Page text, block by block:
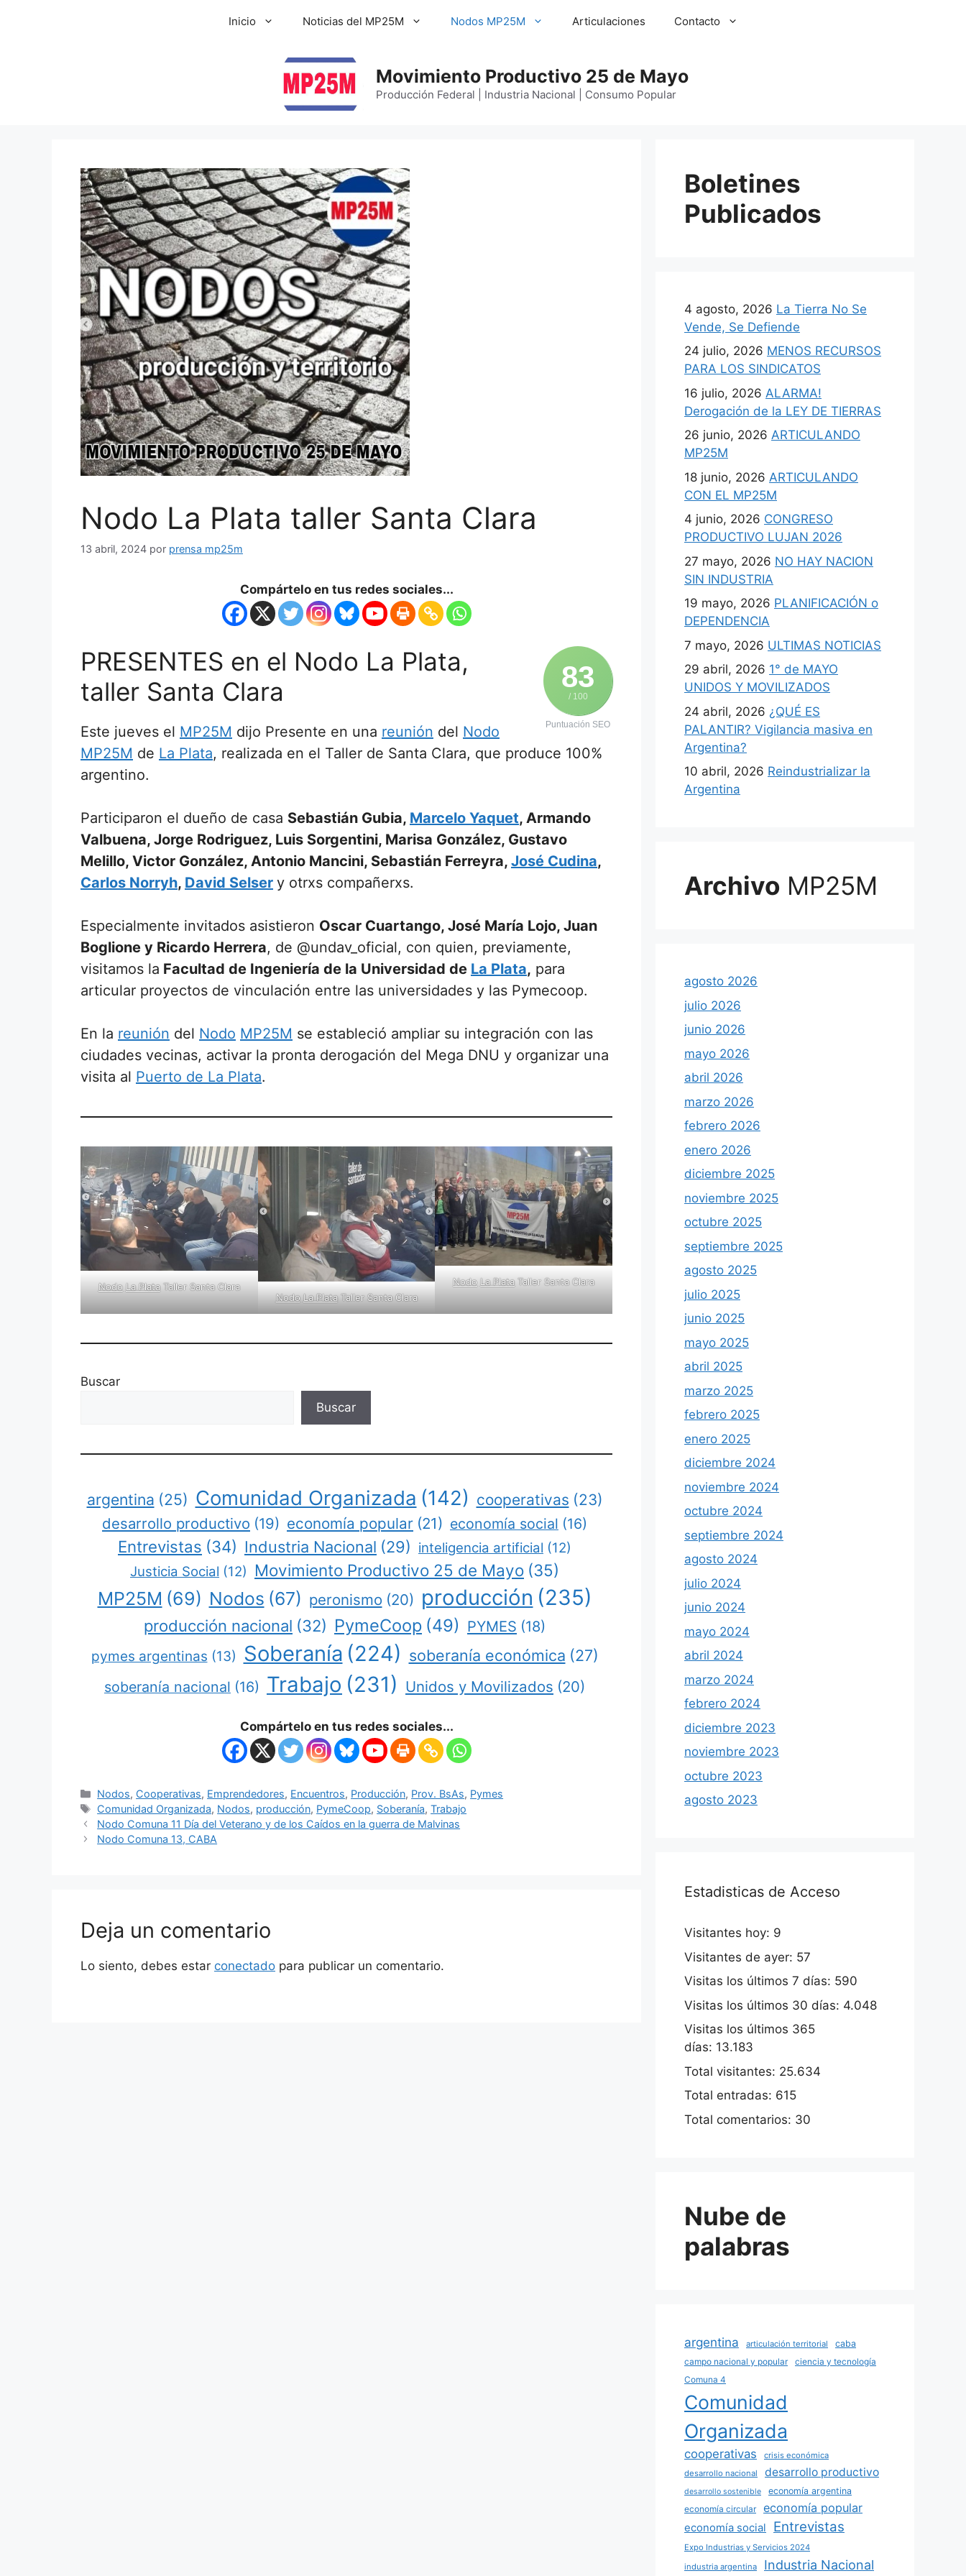
Inicio Noticias del MP25M Nodos MP25M Articulaciones Contacto
Movimiento Productivo 25 de Mayo
Producción Federal | Industria Nacional | Consumo Popular
Nodo La Plata taller Santa Clara
13 abril, 2024 por prensa mp25m
Compártelo en tus redes sociales...
83
/ 100
Puntuación SEO
PRESENTES en el Nodo La Plata,
taller Santa Clara
Este jueves el MP25M dijo Presente en una reunión del Nodo
MP25M de La Plata, realizada en el Taller de Santa Clara, que produce 100%
argentino.
Participaron el dueño de casa Sebastián Gubia, Marcelo Yaquet, Armando
Valbuena, Jorge Rodriguez, Luis Sorgentini, Marisa González, Gustavo
Melillo, Victor González, Antonio Mancini, Sebastián Ferreyra, José Cudina,
Carlos Norryh, David Selser y otrxs compañerxs.
Especialmente invitados asistieron Oscar Cuartango, José María Lojo, Juan
Boglione y Ricardo Herrera, de @undav_oficial, con quien, previamente,
visitamos la Facultad de Ingeniería de la Universidad de La Plata, para
articular proyectos de vinculación entre las universidades y las Pymecoop.
En la reunión del Nodo MP25M se estableció ampliar su integración con las
ciudades vecinas, activar la pronta derogación del Mega DNU y organizar una
visita al Puerto de La Plata.
Nodo La PlataTaller Santa Clara
Nodo La PlataTaller Santa Clara
Nodo La PlataTaller Santa Clara
Buscar
Buscar
argentina (25) Comunidad Organizada (142) cooperativas (23)
desarrollo productivo (19) economía popular (21) economía social (16)
Entrevistas (34) Industria Nacional (29) inteligencia artificial (12)
Justicia Social (12) Movimiento Productivo 25 de Mayo (35)
MP25M (69) Nodos (67) peronismo (20) producción (235)
producción nacional (32) PymeCoop (49) PYMES (18)
pymes argentinas (13) Soberanía (224) soberanía económica (27)
soberanía nacional (16) Trabajo (231) Unidos y Movilizados (20)
Compártelo en tus redes sociales...
Nodos, Cooperativas, Emprendedores, Encuentros, Producción, Prov. BsAs, Pymes
Comunidad Organizada, Nodos, producción, PymeCoop, Soberanía,Trabajo
Nodo Comuna 11 Día del Veterano y de los Caídos en la guerra de Malvinas
Nodo Comuna 13, CABA
Deja un comentario
Lo siento, debes estar conectado para publicar un comentario.
Boletines
Publicados
4 agosto, 2026 La Tierra No Se
Vende, Se Defiende
24 julio, 2026 MENOS RECURSOS
PARA LOS SINDICATOS
16 julio, 2026 ALARMA!
Derogación de la LEY DE TIERRAS
26 junio, 2026 ARTICULANDO
MP25M
18 junio, 2026 ARTICULANDO
CON EL MP25M
4 junio, 2026 CONGRESO
PRODUCTIVO LUJAN 2026
27 mayo, 2026 NO HAY NACION
SIN INDUSTRIA
19 mayo, 2026 PLANIFICACIÓN o
DEPENDENCIA
7 mayo, 2026 ULTIMAS NOTICIAS
29 abril, 2026 1° de MAYO
UNIDOS Y MOVILIZADOS
24 abril, 2026 ¿QUÉ ES
PALANTIR? Vigilancia masiva en
Argentina?
10 abril, 2026 Reindustrializar la
Argentina
Archivo MP25M
agosto 2026
julio 2026
junio 2026
mayo 2026
abril 2026
marzo 2026
febrero 2026
enero 2026
diciembre 2025
noviembre 2025
octubre 2025
septiembre 2025
agosto 2025
julio 2025
junio 2025
mayo 2025
abril 2025
marzo 2025
febrero 2025
enero 2025
diciembre 2024
noviembre 2024
octubre 2024
septiembre 2024
agosto 2024
julio 2024
junio 2024
mayo 2024
abril 2024
marzo 2024
febrero 2024
diciembre 2023
noviembre 2023
octubre 2023
agosto 2023
Estadisticas de Acceso
Visitantes hoy: 9
Visitantes de ayer: 57
Visitas los últimos 7 días: 590
Visitas los últimos 30 días: 4.048
Visitas los últimos 365
días: 13.183
Total visitantes: 25.634
Total entradas: 615
Total comentarios: 30
Nube de
palabras
argentina articulación territorial
caba
campo nacional y popular
ciencia y tecnología
Comuna 4
Comunidad
Organizada
cooperativas
crisis económica
desarrollo nacional
desarrollo productivo
desarrollo sostenible
economía argentina
economía circular
economía popular
economía social Entrevistas
Expo Industrias y Servicios 2024
industria argentina
Industria Nacional